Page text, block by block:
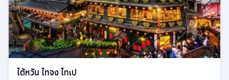
ไต้หวัน ไทจง ไทเป